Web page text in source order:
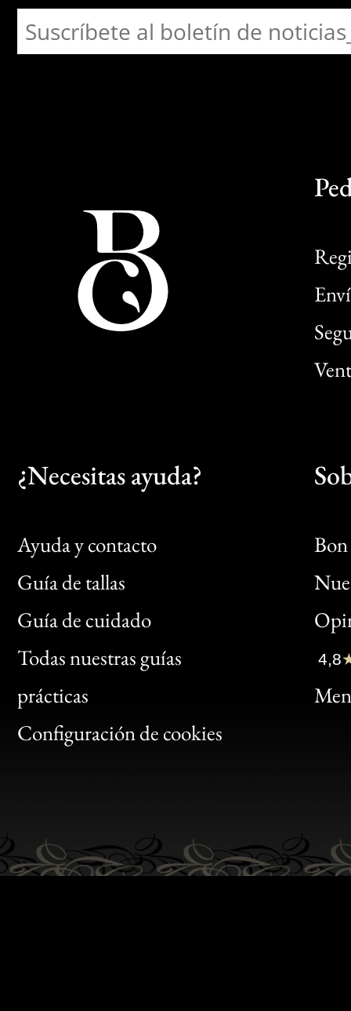
¿Necesitas ayuda?
Ayuda y contacto
Guía de tallas
Guía de cuidado
Todas nuestras guías
prácticas
Configuración de cookies
Bon
Clic
Bon
4,8